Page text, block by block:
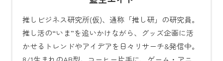
推しビジネス研究所(仮)、通称「推し研」の研究員。
推し活の“いま”を追いかけながら、グッズ企画に活
かせるトレンドやアイデアを日々リサーチ&発信中。